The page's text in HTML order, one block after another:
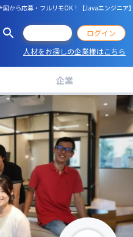
国から応募・フルリモOK！【Javaエンジ
ログイン
人材をお探しの企業様はこちら
企業